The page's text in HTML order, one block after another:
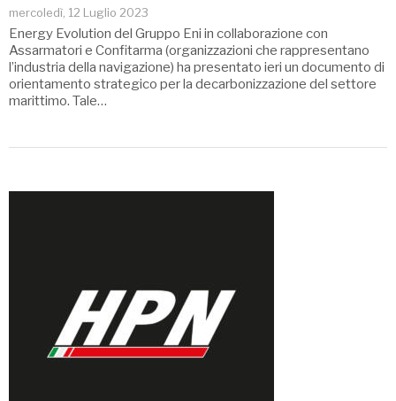
mercoledì, 12 Luglio 2023
Energy Evolution del Gruppo Eni in collaborazione con
Assarmatori e Confitarma (organizzazioni che rappresentano
l’industria della navigazione) ha presentato ieri un documento di
orientamento strategico per la decarbonizzazione del settore
marittimo. Tale…